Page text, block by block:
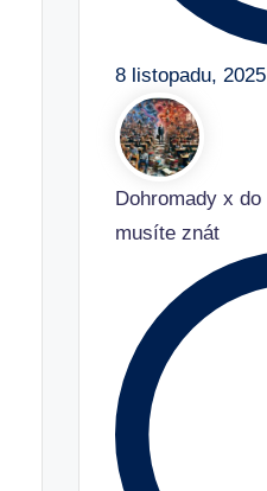
8 listopadu, 2025
Dohromady x
musíte znát